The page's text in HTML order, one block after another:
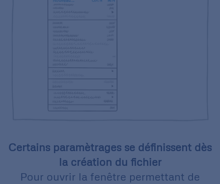
Certains paramètrages se définissent dès
la création du fichier
Pour ouvrir la fenêtre permettant de